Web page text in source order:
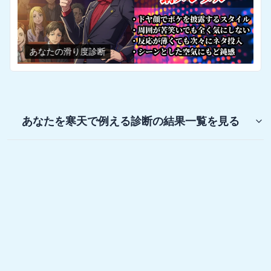
あなたの滑り度診断
あなたを寒天で例える診断の結果一覧を見る